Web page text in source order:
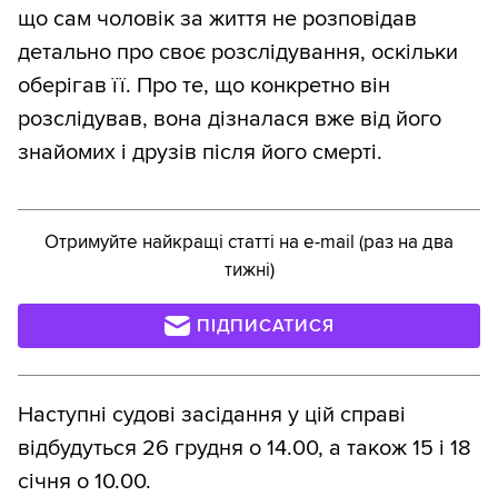
що сам чоловік за життя не розповідав
детально про своє розслідування, оскільки
оберігав її. Про те, що конкретно він
розслідував, вона дізналася вже від його
знайомих і друзів після його смерті.
Отримуйте найкращі статті на e-mail (раз на два
тижні)
ПІДПИСАТИСЯ
Наступні судові засідання у цій справі
відбудуться 26 грудня о 14.00, а також 15 і 18
січня о 10.00.